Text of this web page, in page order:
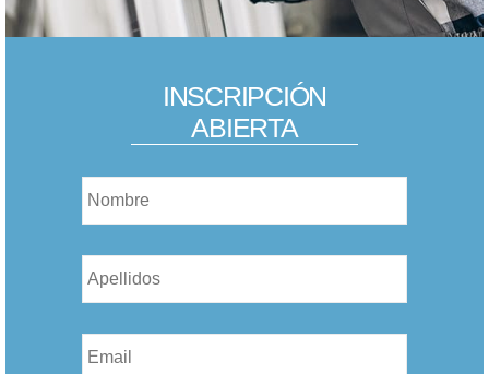
INSCRIPCIÓN
ABIERTA
Nombre *
Nombre *
Email *